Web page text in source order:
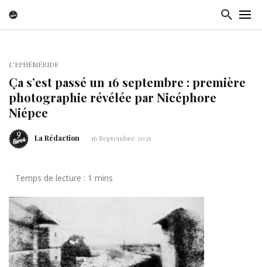
L'EPHÉMÉRIDE
Ça s’est passé un 16 septembre : première
photographie révélée par Nicéphore
Niépce
La Rédaction 16 Septembre 2025